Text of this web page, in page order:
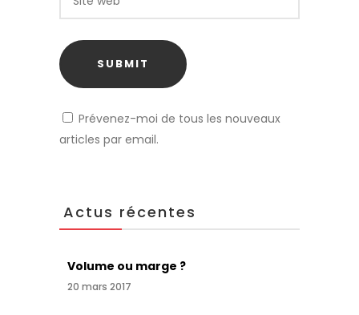
Prévenez-moi de tous les nouveaux
articles par email.
Actus récentes
Volume ou marge ?
20 mars 2017